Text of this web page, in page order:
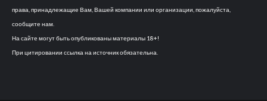
права, принадлежащие Вам, Вашей компании или организации, пожалуйста,
сообщите нам.
На сайте могут быть опубликованы материалы 18+!
При цитировании ссылка на источник обязательна.